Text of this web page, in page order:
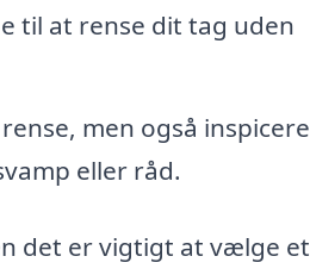
til at rense dit tag uden
men også inspicere
eller råd.
det er vigtigt at vælge et